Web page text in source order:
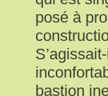
posé à
bastion